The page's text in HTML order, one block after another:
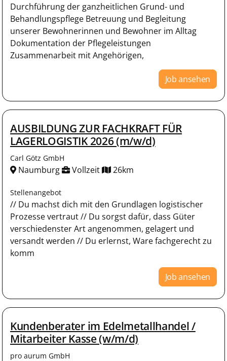
Durchführung der ganzheitlichen Grund- und
Behandlungspflege Betreuung und Begleitung
unserer Bewohnerinnen und Bewohner im Alltag
Dokumentation der Pflegeleistungen
Zusammenarbeit mit Angehörigen,
Job ansehen
AUSBILDUNG ZUR FACHKRAFT FÜR
LAGERLOGISTIK 2026 (m/w/d)
Carl Götz GmbH
Naumburg Vollzeit 26km
Stellenangebot
// Du machst dich mit den Grundlagen logistischer
Prozesse vertraut // Du sorgst dafür, dass Güter
verschiedenster Art angenommen, gelagert und
versandt werden // Du erlernst, Ware fachgerecht zu
komm
Job ansehen
Kundenberater im Edelmetallhandel /
Mitarbeiter Kasse (w/m/d)
pro aurum GmbH